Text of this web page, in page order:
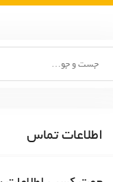
اطلاعات تماس